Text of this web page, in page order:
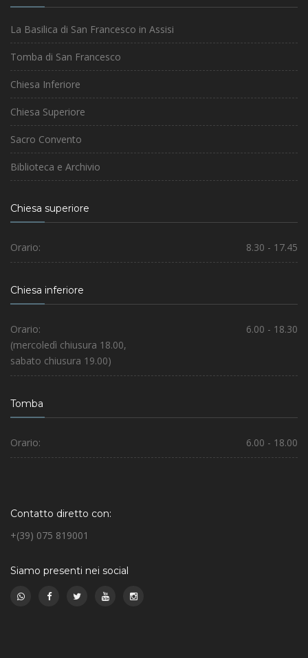
La Basilica di San Francesco in Assisi
Tomba di San Francesco
Chiesa Inferiore
Chiesa Superiore
Sacro Convento
Biblioteca e Archivio
Chiesa superiore
Orario: 8.30 - 17.45
Chiesa inferiore
Orario:
6.00 - 18.30
(mercoledì chiusura 18.00,
sabato chiusura 19.00)
Tomba
Orario: 6.00 - 18.00
Contatto diretto con:
+(39) 075 819001
Siamo presenti nei social